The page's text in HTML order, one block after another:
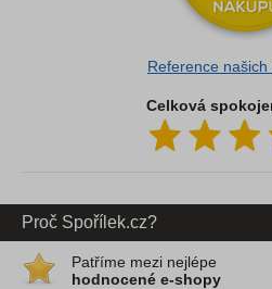
Reference
Celková
Proč Spořílek.cz?
Patříme mezi nejlépe
hodnocené e-shopy